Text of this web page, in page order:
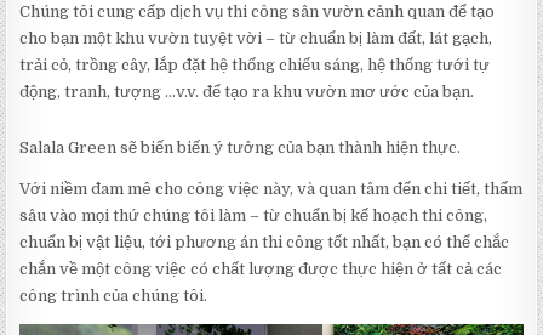
Chúng tôi cung cấp dịch vụ thi công sân vườn cảnh quan để tạo
cho bạn một khu vườn tuyệt vời – từ chuẩn bị làm đất, lát gạch,
trải cỏ, trồng cây, lắp đặt hệ thống chiếu sáng, hệ thống tưới tự
động, tranh, tượng …v.v. để tạo ra khu vườn mơ ước của bạn.
Salala Green sẽ biến biến ý tưởng của bạn thành hiện thực.
Với niềm đam mê cho công việc này, và quan tâm đến chi tiết, thấm
sâu vào mọi thứ chúng tôi làm – từ chuẩn bị kế hoạch thi công,
chuẩn bị vật liệu, tới phương án thi công tốt nhất, bạn có thể chắc
chắn về một công việc có chất lượng được thực hiện ở tất cả các
công trình của chúng tôi.